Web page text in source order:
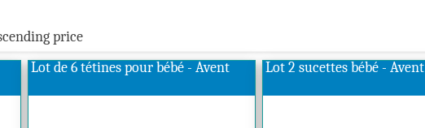
price
Lot de 6 tétines pour bébé - Avent Lot 2 sucettes bébé - Avent